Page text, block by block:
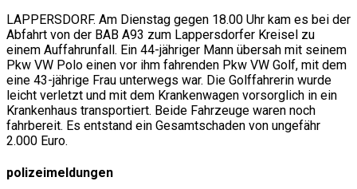
LAPPERSDORF. Am Dienstag gegen 18.00 Uhr kam es bei der
Abfahrt von der BAB A93 zum Lappersdorfer Kreisel zu
einem Auffahrunfall. Ein 44-jähriger Mann übersah mit seinem
Pkw VW Polo einen vor ihm fahrenden Pkw VW Golf, mit dem
eine 43-jährige Frau unterwegs war. Die Golffahrerin wurde
leicht verletzt und mit dem Krankenwagen vorsorglich in ein
Krankenhaus transportiert. Beide Fahrzeuge waren noch
fahrbereit. Es entstand ein Gesamtschaden von ungefähr
2.000 Euro.
polizeimeldungen